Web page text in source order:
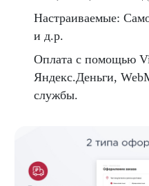
Настраиваемые:
и д.р.
Оплата с помощью
Яндекс.Деньги,
службы.